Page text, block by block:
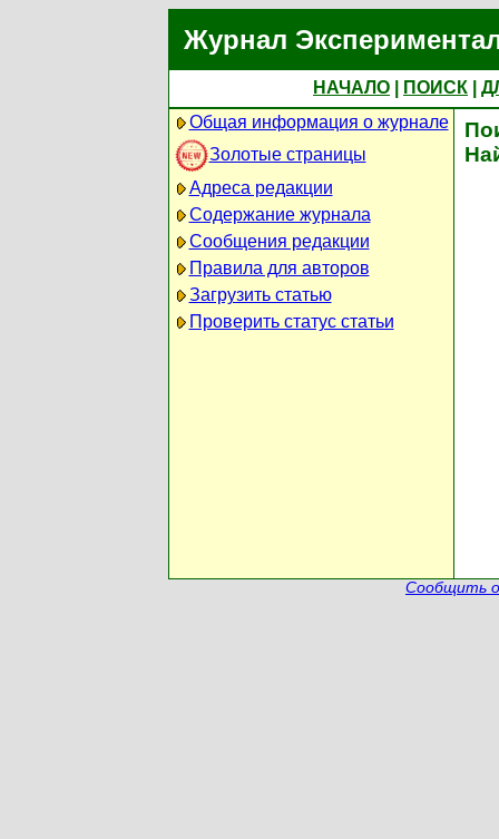
Журнал
НАЧАЛО ПОИСК
Общая информация о журнале
Золотые страницы
Адреса редакции
Содержание журнала
Сообщения редакции
Правила для авторов
Загрузить статью
Проверить статус статьи
Сообщить о